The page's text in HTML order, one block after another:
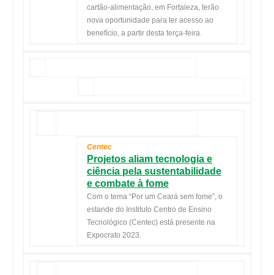
cartão-alimentação, em Fortaleza, terão
nova oportunidade para ter acesso ao
benefício, a partir desta terça-feira.
Centec
Projetos aliam tecnologia e
ciência pela sustentabilidade
e combate à fome
Com o tema “Por um Ceará sem fome”, o
estande do Instituto Centro de Ensino
Tecnológico (Centec) está presente na
Expocrato 2023.